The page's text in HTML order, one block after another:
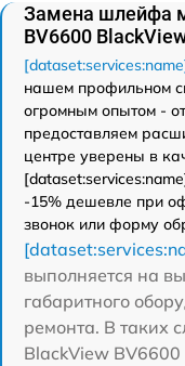
Замена шлейфа
BV6600
нашем профильном
огромным опытом -
предоставляем
центре уверены в
-15% дешевле при
звонок или форму
выполняется на
габаритного
ремонта. В таких
BlackView